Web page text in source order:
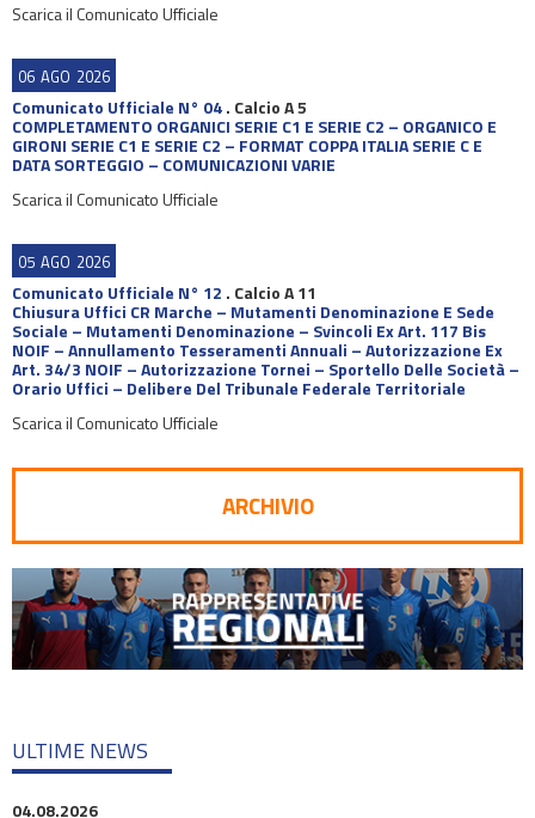
Scarica il Comunicato Ufficiale
06 AGO 2026
Comunicato Ufficiale N° 04. Calcio A 5
COMPLETAMENTO ORGANICI SERIE C1 E SERIE C2 – ORGANICO E
GIRONI SERIE C1 E SERIE C2 – FORMAT COPPA ITALIA SERIE C E
DATA SORTEGGIO – COMUNICAZIONI VARIE
Scarica il Comunicato Ufficiale
05 AGO 2026
Comunicato Ufficiale N° 12 . Calcio A 11
Chiusura Uffici CR Marche – Mutamenti Denominazione E Sede
Sociale – Mutamenti Denominazione – Svincoli Ex Art. 117 Bis
NOIF – Annullamento Tesseramenti Annuali – Autorizzazione Ex
Art. 34/3 NOIF – Autorizzazione Tornei – Sportello Delle Società –
Orario Uffici – Delibere Del Tribunale Federale Territoriale
Scarica il Comunicato Ufficiale
ARCHIVIO
ULTIME NEWS
04.08.2026